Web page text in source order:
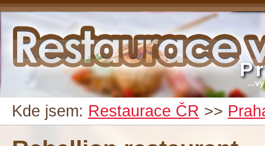
Kde jsem: Restaurace ČR >>